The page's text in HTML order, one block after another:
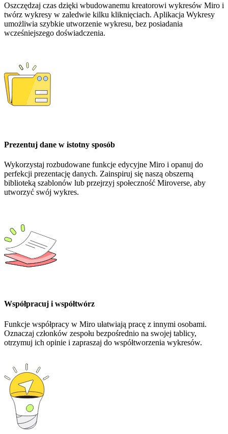
Oszczędzaj czas dzięki wbudowanemu kreatorowi wykresów Miro i
twórz wykresy w zaledwie kilku kliknięciach. Aplikacja Wykresy
umożliwia szybkie utworzenie wykresu, bez posiadania
wcześniejszego doświadczenia.
Prezentuj dane w istotny sposób
Wykorzystaj rozbudowane funkcje edycyjne Miro i opanuj do
perfekcji prezentację danych. Zainspiruj się naszą obszerną
biblioteką szablonów lub przejrzyj społeczność Miroverse, aby
utworzyć swój wykres.
Współpracuj i współtwórz
Funkcje współpracy w Miro ułatwiają pracę z innymi osobami.
Oznaczaj członków zespołu bezpośrednio na swojej tablicy,
otrzymuj ich opinie i zapraszaj do współtworzenia wykresów.